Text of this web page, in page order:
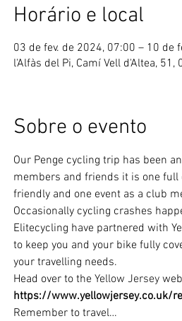
Horário e local
03 de fev. de 2024, 07:00 – 10 de
l'Alfàs del Pi, Camí Vell d'Altea,
Sobre o evento
Our Penge cycling trip has been
members and friends it is one full
friendly and one event as a club
Occasionally cycling crashes
Elitecycling have partnered with
to keep you and your bike fully
your travelling needs.
Head over to the Yellow Jersey
https://www.yellowjersey.co.uk/
Remember to travel…